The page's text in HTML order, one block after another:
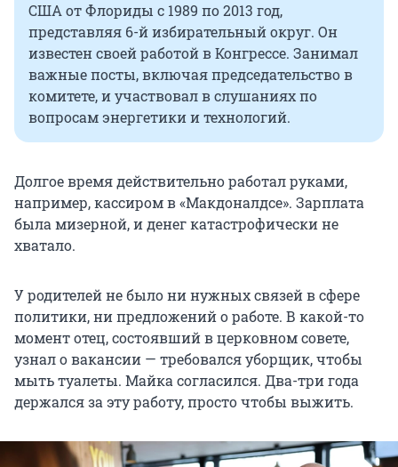
США от Флориды с 1989 по 2013 год,
представляя 6-й избирательный округ. Он
известен своей работой в Конгрессе. Занимал
важные посты, включая председательство в
комитете, и участвовал в слушаниях по
вопросам энергетики и технологий.
Долгое время действительно работал руками,
например, кассиром в «Макдоналдсе». Зарплата
была мизерной, и денег катастрофически не
хватало.
У родителей не было ни нужных связей в сфере
политики, ни предложений о работе. В какой-то
момент отец, состоявший в церковном совете,
узнал о вакансии — требовался уборщик, чтобы
мыть туалеты. Майка согласился. Два-три года
держался за эту работу, просто чтобы выжить.